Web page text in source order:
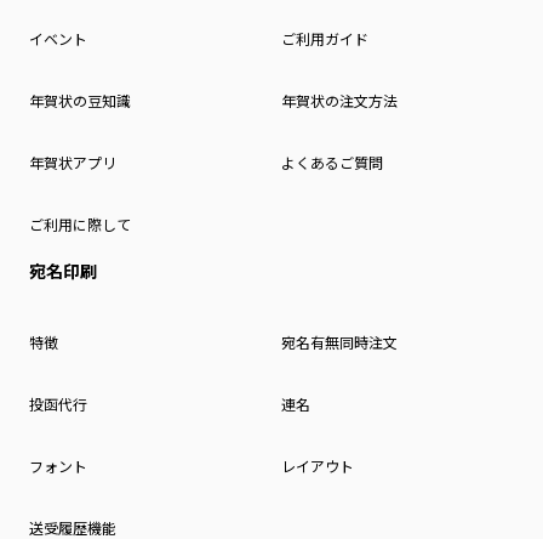
イベント ご利用ガイド
年賀状の豆知識 年賀状の注文方法
年賀状アプリ よくあるご質問
ご利用に際して
宛名印刷
特徴 宛名有無同時注文
投函代行 連名
フォント レイアウト
送受履歴機能